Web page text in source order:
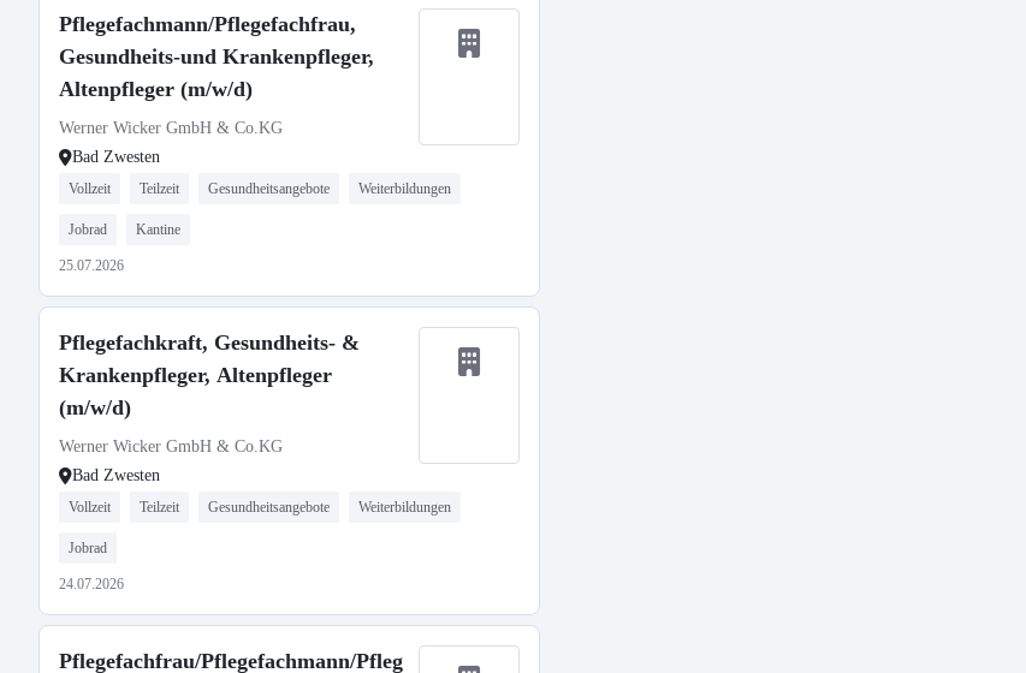
Pflegefachmann/Pflegefachfrau,
Gesundheits-und Krankenpfleger,
Altenpfleger (m/w/d)
Werner Wicker GmbH & Co.KG
Bad Zwesten
Vollzeit Teilzeit Gesundheitsangebote Weiterbildungen
Jobrad Kantine
25.07.2026
Pflegefachkraft, Gesundheits- &
Krankenpfleger, Altenpfleger
(m/w/d)
Werner Wicker GmbH & Co.KG
Bad Zwesten
Vollzeit Teilzeit Gesundheitsangebote Weiterbildungen
Jobrad
24.07.2026
Pflegefachfrau/Pflegefachmann/Pfleg